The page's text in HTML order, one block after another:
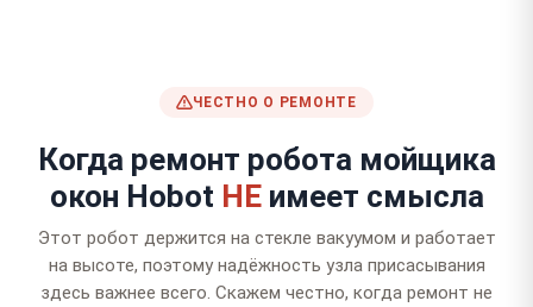
ЧЕСТНО О РЕМОНТЕ
Когда ремонт робота мойщика
окон Hobot НЕимеет смысла
Этот робот держится на стекле вакуумом и работает
на высоте, поэтому надёжность узла присасывания
здесь важнее всего. Скажем честно, когда ремонт не